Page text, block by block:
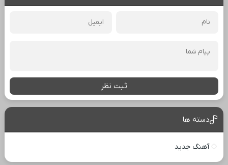
ثبت نظر
دسته ها
آهنگ جدید